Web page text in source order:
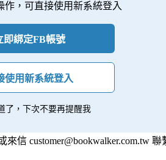
作，可直接使用新系統登入
即綁定FB帳號
使用新系統登入
了，下次不要再提醒我
來信 customer@bookwalker.com.tw 聯